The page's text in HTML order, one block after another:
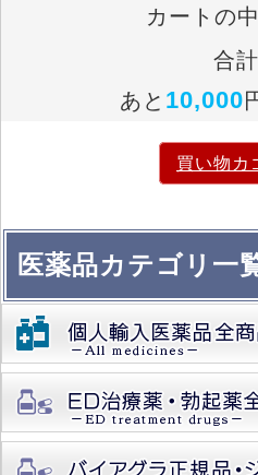
カートの
合
あと 10,000
買い物
医薬品カテゴリ一